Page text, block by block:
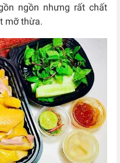
ngồn nhưng rất chất
mỡ thừa.